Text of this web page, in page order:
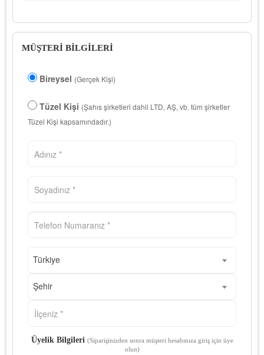
MÜŞTERİ BİLGİLERİ
Bireysel (Gerçek Kişi)
Tüzel Kişi (Şahıs şirketleri dahil LTD, AŞ, vb. tüm şirketler
Tüzel Kişi kapsamındadır.)
Türkiye
Şehir
Üyelik Bilgileri (Siparişinizden sonra müşteri hesabınıza giriş için üye
olun)